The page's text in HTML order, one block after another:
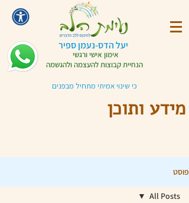
יעל הדס-נעמן ספיר
אימון אישי ורגשי
הנחיית קבוצות להעצמה ולהגשמה
כי שינוי אמיתי מתחיל מבפנים
מידע ותוכן
פוסט
All Posts